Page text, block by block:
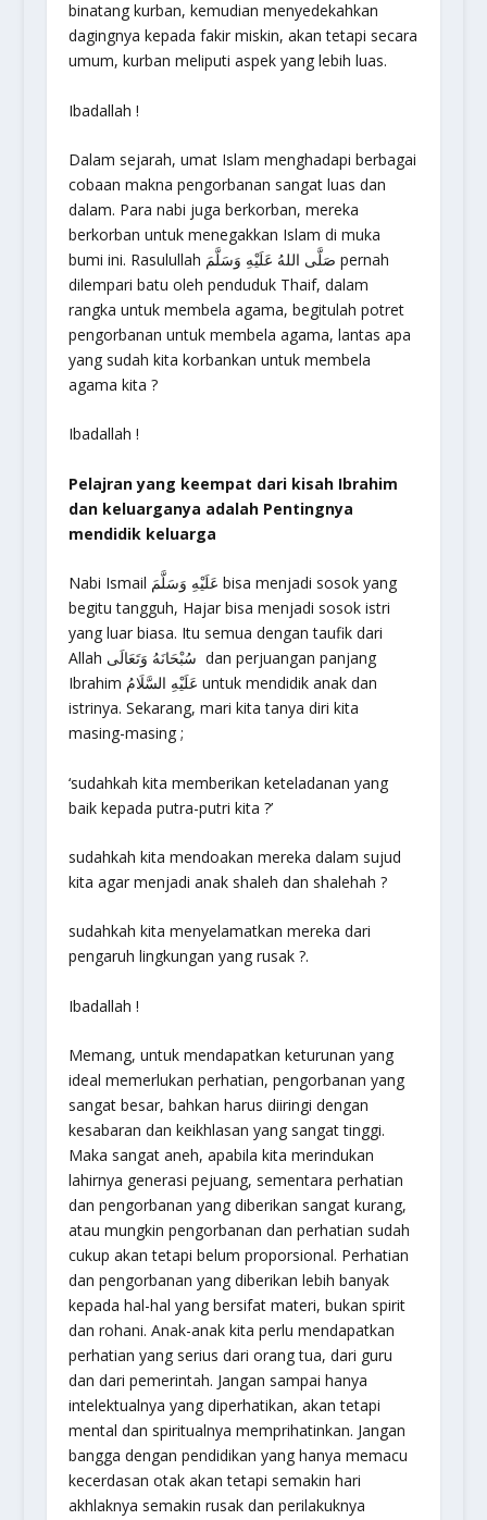
binatang kurban, kemudian menyedekahkan
dagingnya kepada fakir miskin, akan tetapi secara
umum, kurban meliputi aspek yang lebih luas.
Ibadallah !
Dalam sejarah, umat Islam menghadapi berbagai
cobaan makna pengorbanan sangat luas dan
dalam. Para nabi juga berkorban, mereka
berkorban untuk menegakkan Islam di muka
bumi ini. Rasulullah صَلَّى اللهُ عَلَيْهِ وَسَلَّمَ pernah
dilempari batu oleh penduduk Thaif, dalam
rangka untuk membela agama, begitulah potret
pengorbanan untuk membela agama, lantas apa
yang sudah kita korbankan untuk membela
agama kita ?
Ibadallah !
Pelajran yang keempat dari kisah Ibrahim
dan keluarganya adalah Pentingnya
mendidik keluarga
Nabi Ismail عَلَيْهِ وَسَلَّمَ bisa menjadi sosok yang
begitu tangguh, Hajar bisa menjadi sosok istri
yang luar biasa. Itu semua dengan taufik dari
Allah سُبْحَانَهُ وَتَعَالَى dan perjuangan panjang
Ibrahim عَلَيْهِ السَّلَامُ untuk mendidik anak dan
istrinya. Sekarang, mari kita tanya diri kita
masing-masing ;
‘sudahkah kita memberikan keteladanan yang
baik kepada putra-putri kita ?’
sudahkah kita mendoakan mereka dalam sujud
kita agar menjadi anak shaleh dan shalehah ?
sudahkah kita menyelamatkan mereka dari
pengaruh lingkungan yang rusak ?.
Ibadallah !
Memang, untuk mendapatkan keturunan yang
ideal memerlukan perhatian, pengorbanan yang
sangat besar, bahkan harus diiringi dengan
kesabaran dan keikhlasan yang sangat tinggi.
Maka sangat aneh, apabila kita merindukan
lahirnya generasi pejuang, sementara perhatian
dan pengorbanan yang diberikan sangat kurang,
atau mungkin pengorbanan dan perhatian sudah
cukup akan tetapi belum proporsional. Perhatian
dan pengorbanan yang diberikan lebih banyak
kepada hal-hal yang bersifat materi, bukan spirit
dan rohani. Anak-anak kita perlu mendapatkan
perhatian yang serius dari orang tua, dari guru
dan dari pemerintah. Jangan sampai hanya
intelektualnya yang diperhatikan, akan tetapi
mental dan spiritualnya memprihatinkan. Jangan
bangga dengan pendidikan yang hanya memacu
kecerdasan otak akan tetapi semakin hari
akhlaknya semakin rusak dan perilakuknya